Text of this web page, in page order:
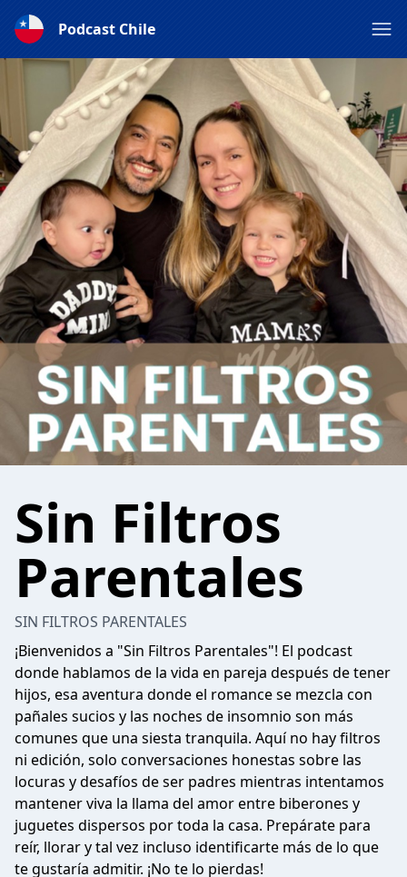
Podcast Chile
Sin Filtros
Parentales
SIN FILTROS PARENTALES
¡Bienvenidos a "Sin Filtros Parentales"! El podcast
donde hablamos de la vida en pareja después de tener
hijos, esa aventura donde el romance se mezcla con
pañales sucios y las noches de insomnio son más
comunes que una siesta tranquila. Aquí no hay filtros
ni edición, solo conversaciones honestas sobre las
locuras y desafíos de ser padres mientras intentamos
mantener viva la llama del amor entre biberones y
juguetes dispersos por toda la casa. Prepárate para
reír, llorar y tal vez incluso identificarte más de lo que
te gustaría admitir. ¡No te lo pierdas!